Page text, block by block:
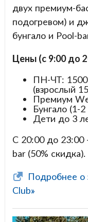
двух премиум-
подогревом) и
бунгало и Pool-
Цены (с 9:00 до
ПН-ЧТ:
(взрослый
Премиум
Бунгало (1-
Дети до 3
С 20:00 до 23:00
bar (50% скидка).
Подробнее о
Club»